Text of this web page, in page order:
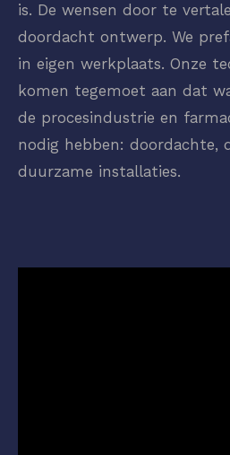
is. De wensen door te
doordacht ontwerp. We
in eigen werkplaats. Onze
komen tegemoet aan dat
de procesindustrie en
nodig hebben: doordachte,
duurzame installaties.